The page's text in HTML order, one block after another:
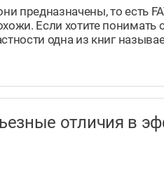
предназначены, то есть
Если хотите понимать
одна из книг
отличия в